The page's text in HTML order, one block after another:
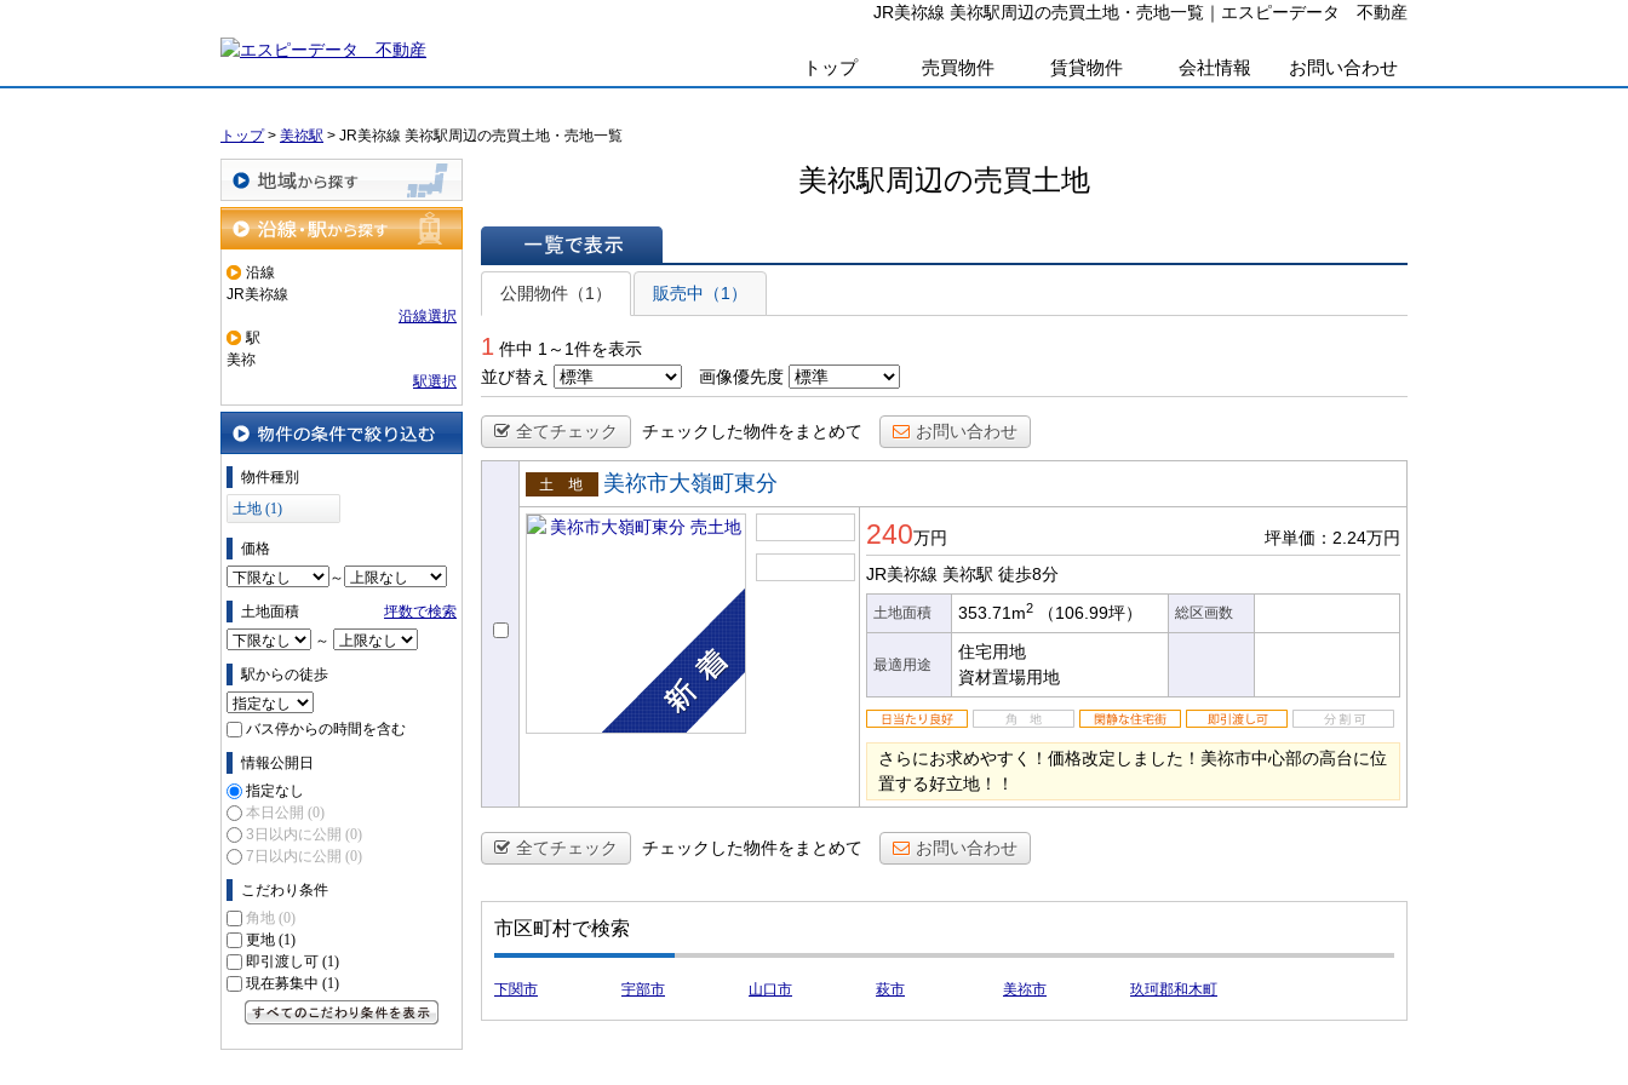
JR美祢線 美祢駅周辺の売買土地・売地一覧｜エスピーデータ 不動産
トップ 売買物件 賃貸物件 会社情報 お問い合わせ
トップ> 美祢駅 > JR美祢線 美祢駅周辺の売買土地・売地一覧
地域から探す
沿線・駅から探す
沿線
JR美祢線
沿線選択
駅
美祢
駅選択
物件の条件で絞り込む
物件種別
土地 (1)
価格
～
土地面積
坪数で検索
～
駅からの徒歩
バス停からの時間を含む
情報公開日
指定なし
本日公開 (0)
3日以内に公開 (0)
7日以内に公開 (0)
こだわり条件
角地 (0)
更地 (1)
即引渡し可 (1)
現在募集中 (1)
美祢駅周辺の売買土地
一覧で表示
公開物件（1）
販売中（1）
1 件中 1～1件を表示
並び替え
画像優先度
全てチェック チェックした物件をまとめて お問い合わせ
売土地
美祢市大嶺町東分
240万円
坪単価：2.24万円
JR美祢線 美祢駅 徒歩8分
土地面積 353.71m2 （106.99坪） 総区画数
最適用途
住宅用地
資材置場用地
さらにお求めやすく！価格改定しました！美祢市中心部の高台に位
置する好立地！！
全てチェック チェックした物件をまとめて お問い合わせ
市区町村で検索
下関市 宇部市 山口市 萩市 美祢市 玖珂郡和木町